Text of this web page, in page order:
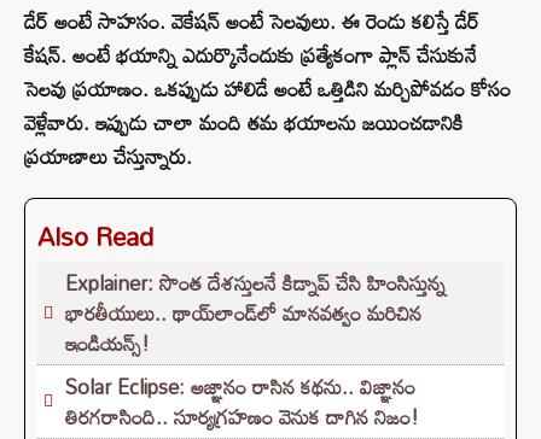
డేర్ అంటే సాహసం. వెకేషన్ అంటే సెలవులు. ఈ రెండు కలిస్తే డేర్
కేషన్. అంటే భయాన్ని ఎదుర్కొనేందుకు ప్రత్యేకంగా ప్లాన్ చేసుకునే
సెలవు ప్రయాణం. ఒకప్పుడు హాలిడే అంటే ఒత్తిడిని మర్చిపోవడం కోసం
వెళ్లేవారు. ఇప్పుడు చాలా మంది తమ భయాలను జయించడానికి
ప్రయాణాలు చేస్తున్నారు.
Also Read
Explainer: సొంత దేశస్తులనే కిడ్నాప్ చేసి హింసిస్తున్న
భారతీయులు.. థాయ్‌లాండ్‌లో మానవత్వం మరిచిన
ఇండియన్స్!
Solar Eclipse: అజ్ఞానం రాసిన కథను.. విజ్ఞానం
తిరగరాసింది.. సూర్యగ్రహణం వెనుక దాగిన నిజం!